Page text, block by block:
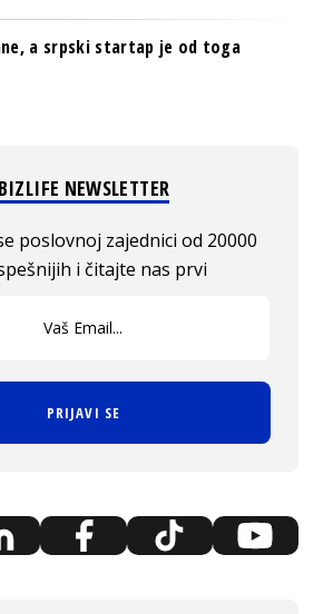
a srpski startap je od toga
BIZLIFE NEWSLETTER
poslovnoj zajednici od 20000
i čitajte nas prvi
PRIJAVI SE